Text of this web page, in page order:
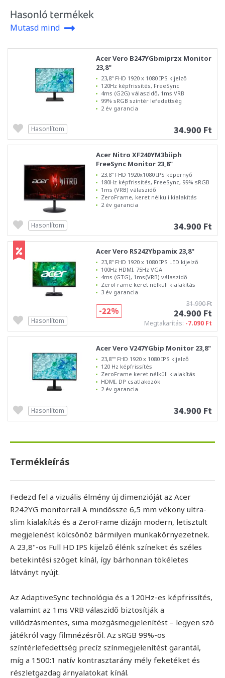
Hasonló termékek
Mutasd mind
Acer Vero B247YGbmiprzx Monitor
23,8"
23,8" FHD 1920 x 1080 IPS kijelző
120Hz képfrissítés, FreeSync
4ms (G2G) válaszidő, 1ms VRB
99% sRGB színtér lefedettség
2 év garancia
34.900 Ft
Hasonlítom
Acer Nitro XF240YM3biiph
FreeSync Monitor 23,8"
23,8" FHD 1920x1080 IPS képernyő
180Hz képfrissítés, FreeSync, 99% sRGB
1ms (VRB) válaszidő
ZeroFrame, keret nélküli kialakítás
2 év garancia
34.900 Ft
Hasonlítom
Acer Vero RS242Ybpamix 23,8"
23,8" FHD 1920 x 1080 IPS LED kijelző
100Hz HDMI, 75Hz VGA
4ms (GTG), 1ms(VRB) válaszidő
ZeroFrame keret nélküli kialakítás
3 év garancia
31.990 Ft
24.900 Ft
Megtakarítás: -7.090 Ft
-22%
Hasonlítom
Acer Vero V247YGbip Monitor 23,8"
23,8"" FHD 1920 x 1080 IPS kijelző
120 Hz képfrissítés
ZeroFrame keret nélküli kialakítás
HDMI, DP csatlakozók
2 év garancia
34.900 Ft
Hasonlítom
Termékleírás
Fedezd fel a vizuális élmény új dimenzióját az Acer
R242YG monitorral! A mindössze 6,5 mm vékony ultra-
slim kialakítás és a ZeroFrame dizájn modern, letisztult
megjelenést kölcsönöz bármilyen munkakörnyezetnek.
A 23,8"-os Full HD IPS kijelző élénk színeket és széles
betekintési szöget kínál, így bárhonnan tökéletes
látványt nyújt.
Az AdaptiveSync technológia és a 120Hz-es képfrissítés,
valamint az 1ms VRB válaszidő biztosítják a
villódzásmentes, sima mozgásmegjelenítést – legyen szó
játékról vagy filmnézésről. Az sRGB 99%-os
színtérlefedettség precíz színmegjelenítést garantál,
míg a 1500:1 natív kontrasztarány mély feketéket és
részletgazdag árnyalatokat kínál.